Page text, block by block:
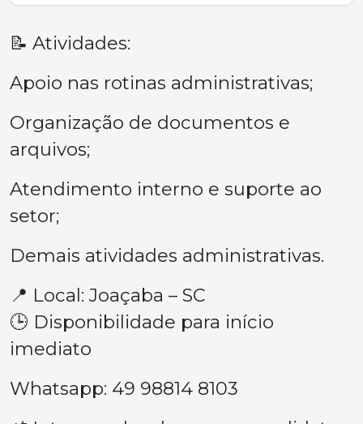
📝 Atividades:
Apoio nas rotinas administrativas;
Organização de documentos e
arquivos;
Atendimento interno e suporte ao
setor;
Demais atividades administrativas.
📍 Local: Joaçaba – SC
🕒 Disponibilidade para início
imediato
Whatsapp: 49 98814 8103